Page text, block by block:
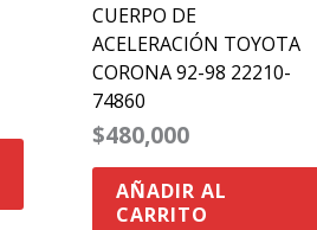
CUERPO DE
ACELERACIÓN TOYOTA
CORONA 92-98 22210-
74860
$480,000
AÑADIR AL
CARRITO